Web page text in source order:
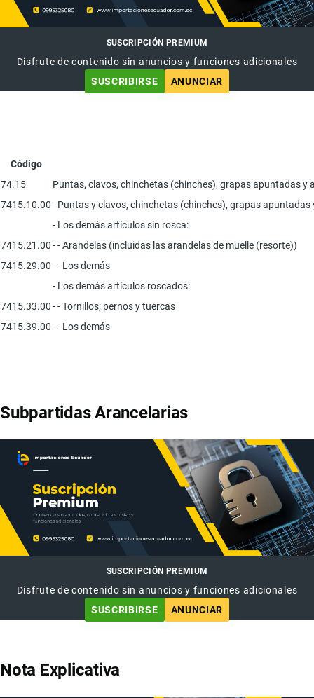
SUSCRIPCIÓN PREMIUM
Disfrute de contenido sin anuncios y funciones adicionales
SUSCRIBIRSE
ANUNCIAR
Código
74.15
Puntas, clavos, chinchetas (chinches), grapas apuntadas y
7415.10.00- Puntas y clavos, chinchetas (chinches), grapas apuntadas
- Los demás artículos sin rosca:
7415.21.00- - Arandelas (incluidas las arandelas de muelle (resorte))
7415.29.00- - Los demás
- Los demás artículos roscados:
7415.33.00- - Tornillos; pernos y tuercas
7415.39.00- - Los demás
Subpartidas Arancelarias
SUSCRIPCIÓN PREMIUM
Disfrute de contenido sin anuncios y funciones adicionales
SUSCRIBIRSE
ANUNCIAR
Nota Explicativa